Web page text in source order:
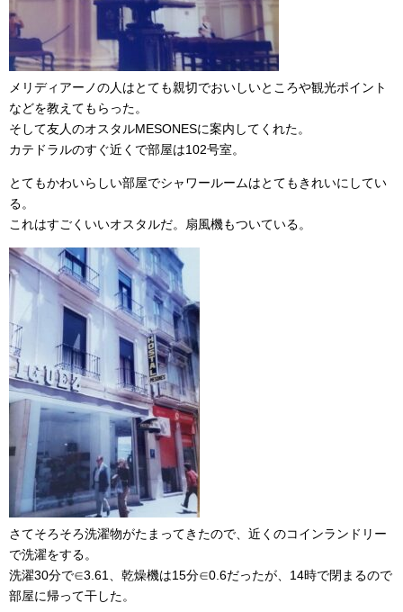
メリディアーノの人はとても親切でおいしいところや観光ポイント
などを教えてもらった。
そして友人のオスタルMESONESに案内してくれた。
カテドラルのすぐ近くで部屋は102号室。
とてもかわいらしい部屋でシャワールームはとてもきれいにしてい
る。
これはすごくいいオスタルだ。扇風機もついている。
さてそろそろ洗濯物がたまってきたので、近くのコインランドリー
で洗濯をする。
洗濯30分で∈3.61、乾燥機は15分∈0.6だったが、14時で閉まるので
部屋に帰って干した。